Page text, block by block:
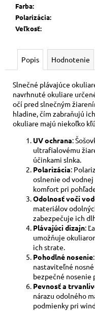
Farba:
Polarizácia:
Veľkosť:
Popis Hodnotenie
Slnečné plávajúce
navrhnuté okuliare
očí pred slnečným
hladine, čím zabraňujú
okuliare majú niekoľko
UV ochrana:
ultrafialovému
účinkami slnka.
Polarizácia:
oslnenie od
komfort pri
Odolnosť voči
materiálov
zabezpečuje ich
Plávajúci dizajn:
umožňuje
ich strate.
Pohodlné nosenie
nastaviteľné
bezpečné nosenie
Pevnosť a
nárazu odolného
podmienky pri
VIRTUAL